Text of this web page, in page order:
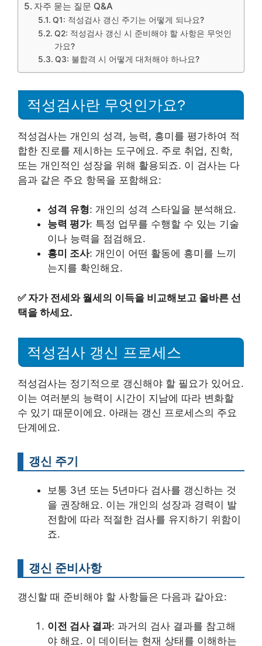
자주 묻는 질문 Q&A
Q1: 적성검사 갱신 주기는 어떻게 되나요?
Q2: 적성검사 갱신 시 준비해야 할 사항은 무엇인
가요?
Q3: 불합격 시 어떻게 대처해야 하나요?
적성검사란 무엇인가요?
적성검사는 개인의 성격, 능력, 흥미를 평가하여 적
합한 진로를 제시하는 도구에요. 주로 취업, 진학,
또는 개인적인 성장을 위해 활용되죠. 이 검사는 다
음과 같은 주요 항목을 포함해요:
성격 유형: 개인의 성격 스타일을 분석해요.
능력 평가: 특정 업무를 수행할 수 있는 기술
이나 능력을 점검해요.
흥미 조사: 개인이 어떤 활동에 흥미를 느끼
는지를 확인해요.
✅ 자가 전세와 월세의 이득을 비교해보고 올바른 선
택을 하세요.
적성검사 갱신 프로세스
적성검사는 정기적으로 갱신해야 할 필요가 있어요.
이는 여러분의 능력이 시간이 지남에 따라 변화할
수 있기 때문이에요. 아래는 갱신 프로세스의 주요
단계에요.
갱신 주기
보통 3년 또는 5년마다 검사를 갱신하는 것
을 권장해요. 이는 개인의 성장과 경력이 발
전함에 따라 적절한 검사를 유지하기 위함이
죠.
갱신 준비사항
갱신할 때 준비해야 할 사항들은 다음과 같아요:
이전 검사 결과: 과거의 검사 결과를 참고해
야 해요. 이 데이터는 현재 상태를 이해하는